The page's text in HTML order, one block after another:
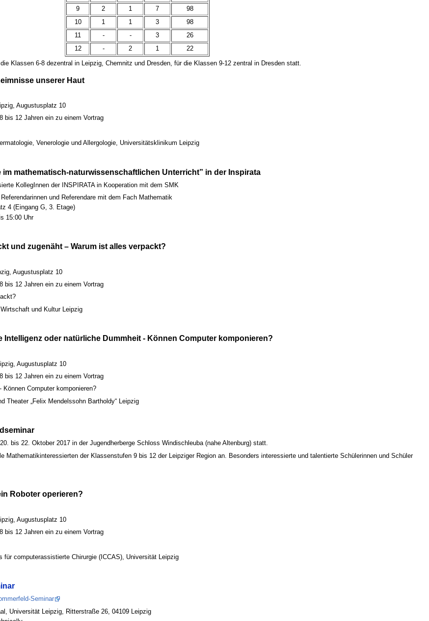
9
2 1 7
98
10
1 1 3
98
11
- - 3
26
12
- 2 1 22
Klassen 6-8 dezentral in Leipzig, Chemnitz und Dresden, für die Klassen 9-12 zentral in Dresden statt.
unserer Haut
Augustusplatz 10
bis 12 Jahren ein zu einem Vortrag
Venerologie und Allergologie, Universitätsklinikum Leipzig
im mathematisch-naturwissenschaftlichen Unterricht” in der Inspirata
KollegInnen der INSPIRATA in Kooperation mit dem SMK
und Referendare mit dem Fach Mathematik
4 (Eingang G, 3. Etage)
15:00 Uhr
und zugenäht – Warum ist alles verpackt?
Augustusplatz 10
bis 12 Jahren ein zu einem Vortrag
und Kultur Leipzig
Intelligenz oder natürliche Dummheit - Können Computer komponieren?
Augustusplatz 10
bis 12 Jahren ein zu einem Vortrag
Computer komponieren?
Theater „Felix Mendelssohn Bartholdy“ Leipzig
bis 22. Oktober 2017 in der Jugendherberge Schloss Windischleuba (nahe Altenburg) statt.
Mathematikinteressierten der Klassenstufen 9 bis 12 der Leipziger Region an. Besonders interessierte und talentierte Schülerinnen und Schüler
Roboter operieren?
Augustusplatz 10
bis 12 Jahren ein zu einem Vortrag
computerassistierte Chirurgie (ICCAS), Universität Leipzig
Seminar
Universität Leipzig, Ritterstraße 26, 04109 Leipzig